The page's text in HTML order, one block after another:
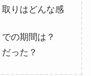
りはどんな感
の期間は？
った？